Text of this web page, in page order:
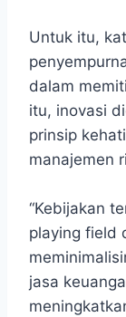
Untuk itu,
dalam
itu, inovasi
prinsip
manajemen
“Kebijakan
playing field
jasa